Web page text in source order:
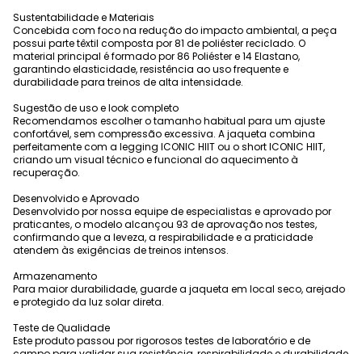
Sustentabilidade e Materiais
Concebida com foco na redução do impacto ambiental, a peça
possui parte têxtil composta por 81 de poliéster reciclado. O
material principal é formado por 86 Poliéster e 14 Elastano,
garantindo elasticidade, resistência ao uso frequente e
durabilidade para treinos de alta intensidade.
Sugestão de uso e look completo
Recomendamos escolher o tamanho habitual para um ajuste
confortável, sem compressão excessiva. A jaqueta combina
perfeitamente com a legging ICONIC HIIT ou o short ICONIC HIIT,
criando um visual técnico e funcional do aquecimento à
recuperação.
Desenvolvido e Aprovado
Desenvolvido por nossa equipe de especialistas e aprovado por
praticantes, o modelo alcançou 93 de aprovação nos testes,
confirmando que a leveza, a respirabilidade e a praticidade
atendem às exigências de treinos intensos.
Armazenamento
Para maior durabilidade, guarde a jaqueta em local seco, arejado
e protegido da luz solar direta.
Teste de Qualidade
Este produto passou por rigorosos testes de laboratório e de